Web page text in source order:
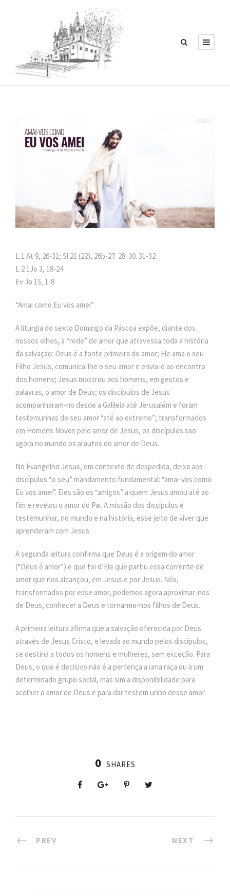
L 1 At 9, 26-31; Sl 21 (22), 26b-27. 28. 30. 31-32
L 2 1Jo 3, 18-24
Ev Jo 15, 1-8
“Amai como Eu vos amei”
A liturgia do sexto Domingo da Páscoa expõe, diante dos
nossos olhos, a “rede” de amor que atravessa toda a história
da salvação: Deus é a fonte primeira do amor; Ele ama o seu
Filho Jesus, comunica-lhe o seu amor e envia-o ao encontro
dos homens; Jesus mostrou aos homens, em gestos e
palavras, o amor de Deus; os discípulos de Jesus
acompanharam-no desde a Galileia até Jerusalém e foram
testemunhas do seu amor “até ao extremo”; transformados
em Homens Novos pelo amor de Jesus, os discípulos são
agora no mundo os arautos do amor de Deus.
No Evangelho Jesus, em contexto de despedida, deixa aos
discípulos “o seu” mandamento fundamental: “amai-vos como
Eu vos amei”. Eles são os “amigos” a quem Jesus amou até ao
fim e revelou o amor do Pai. A missão dos discípulos é
testemunhar, no mundo e na história, esse jeito de viver que
aprenderam com Jesus.
A segunda leitura confirma que Deus é a origem do amor
(“Deus é amor”) e que foi d’Ele que partiu essa corrente de
amor que nos alcançou, em Jesus e por Jesus. Nós,
transformados por esse amor, podemos agora aproximar-nos
de Deus, conhecer a Deus e tornarmo-nos filhos de Deus.
A primeira leitura afirma que a salvação oferecida por Deus
através de Jesus Cristo, e levada ao mundo pelos discípulos,
se destina a todos os homens e mulheres, sem exceção. Para
Deus, o que é decisivo não é a pertença a uma raça ou a um
determinado grupo social, mas sim a disponibilidade para
acolher o amor de Deus e para dar testem unho desse amor.
0 SHARES
PREV NEXT